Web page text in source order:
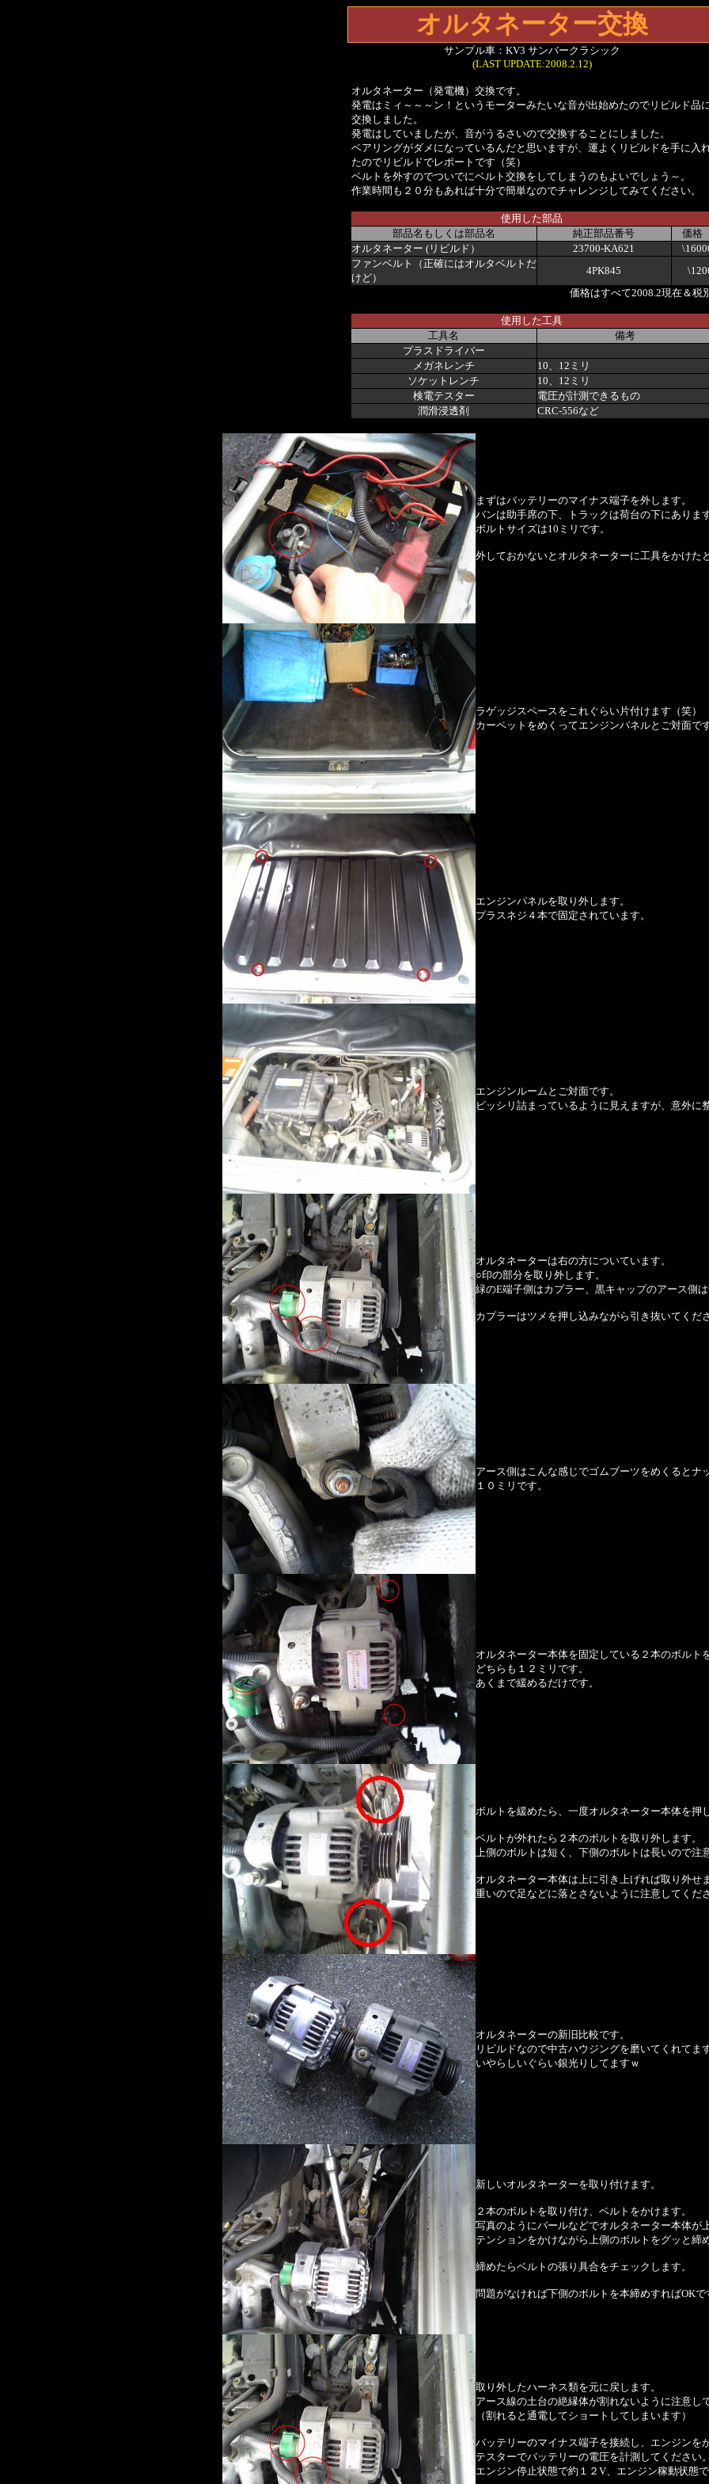
オルタネーター交換
サンプル車：KV3 サンバークラシック
(LAST UPDATE:2008.2.12)
オルタネーター（発電機）交換です。
発電はミィ～～～ン！というモーターみたいな音が出始めたのでリビルド品
交換しました。
発電はしていましたが、音がうるさいので交換することにしました。
ベアリングがダメになっているんだと思いますが、運よくリビルドを手に入
たのでリビルドでレポートです（笑）
ベルトを外すのでついでにベルト交換をしてしまうのもよいでしょう～。
作業時間も２０分もあれば十分で簡単なのでチャレンジしてみてください。
使用した部品
部品名もしくは部品名
純正部品番号
価格
オルタネーター (リビルド）
23700-KA621
ファンベルト（正確にはオルタベルトだ
けど）
4PK845
価格はすべて2008.2現在＆税
使用した工具
工具名
備考
プラスドライバー
メガネレンチ
10、12ミリ
ソケットレンチ
10、12ミリ
検電テスター
電圧が計測できるもの
潤滑浸透剤
CRC-556など
まずはバッテリーのマイナス端子を外します。
バンは助手席の下、トラックは荷台の下にありま
ボルトサイズは10ミリです。
外しておかないとオルタネーターに工具をかけた
ラゲッジスペースをこれぐらい片付けます（笑）
カーペットをめくってエンジンパネルとご対面で
エンジンパネルを取り外します。
プラスネジ４本で固定されています。
エンジンルームとご対面です。
ビッシリ詰まっているように見えますが、意外に
オルタネーターは右の方についています。
○印の部分を取り外します。
緑のE端子側はカプラー、黒キャップのアース側
カプラーはツメを押し込みながら引き抜いてくだ
アース側はこんな感じでゴムブーツをめくるとナ
１０ミリです。
オルタネーター本体を固定している２本のボルト
どちらも１２ミリです。
あくまで緩めるだけです。
ボルトを緩めたら、一度オルタネーター本体を押
ベルトが外れたら２本のボルトを取り外します。
上側のボルトは短く、下側のボルトは長いので注
オルタネーター本体は上に引き上げれば取り外せ
重いので足などに落とさないように注意してくだ
オルタネーターの新旧比較です。
リビルドなので中古ハウジングを磨いてくれてま
いやらしいぐらい銀光りしてますｗ
新しいオルタネーターを取り付けます。
２本のボルトを取り付け、ベルトをかけます。
写真のようにバールなどでオルタネーター本体が
テンションをかけながら上側のボルトをグッと締
締めたらベルトの張り具合をチェックします。
問題がなければ下側のボルトを本締めすればOKで
取り外したハーネス類を元に戻します。
アース線の土台の絶縁体が割れないように注意し
（割れると通電してショートしてしまいます）
バッテリーのマイナス端子を接続し、エンジンを
テスターでバッテリーの電圧を計測してください
エンジン停止状態で約１２V、エンジン稼動状態